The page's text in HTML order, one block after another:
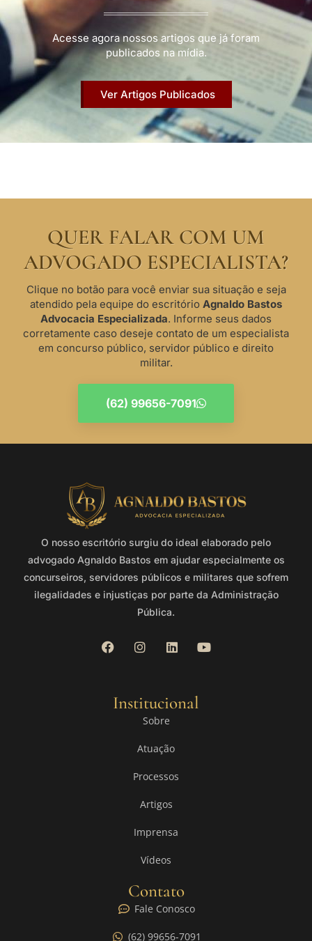
Acesse agora nossos artigos que já foram
publicados na mídia.
Ver Artigos Publicados
QUER FALAR COM UM
ADVOGADO ESPECIALISTA?
Clique no botão para você enviar sua situação e seja
atendido pela equipe do escritório Agnaldo Bastos
Advocacia Especializada. Informe seus dados
corretamente caso deseje contato de um especialista
em concurso público, servidor público e direito
militar.
(62) 99656-7091
O nosso escritório surgiu do ideal elaborado pelo
advogado Agnaldo Bastos em ajudar especialmente os
concurseiros, servidores públicos e militares que sofrem
ilegalidades e injustiças por parte da Administração
Pública.
Institucional
Sobre
Atuação
Processos
Artigos
Imprensa
Vídeos
Contato
Fale Conosco
(62) 99656-7091